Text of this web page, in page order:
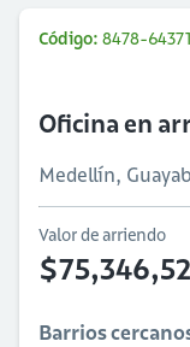
Código: 8478-
Oficina en
Medellín,
Valor de arriendo
Barrios